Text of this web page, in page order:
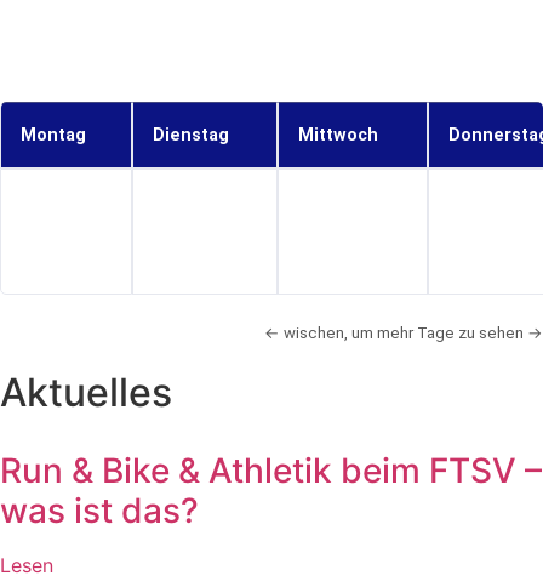
Montag Dienstag Mittwoch
← wischen, um mehr Tage zu sehen →
Aktuelles
Run & Bike & Athletik beim FTSV –
was ist das?
Lesen